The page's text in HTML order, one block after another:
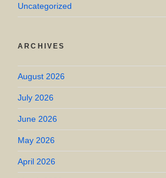
Uncategorized
ARCHIVES
August 2026
July 2026
June 2026
May 2026
April 2026